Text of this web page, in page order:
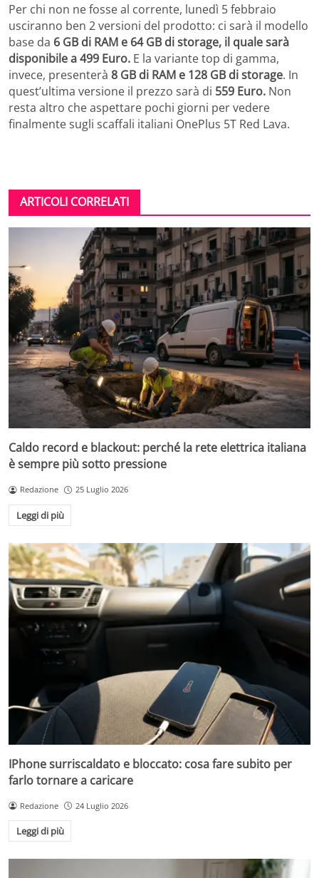
Per chi non ne fosse al corrente, lunedì 5 febbraio
usciranno ben 2 versioni del prodotto: ci sarà il modello
base da 6 GB di RAM e 64 GB di storage, il quale sarà
disponibile a 499 Euro. E la variante top di gamma,
invece, presenterà 8 GB di RAM e 128 GB di storage. In
quest’ultima versione il prezzo sarà di 559 Euro. Non
resta altro che aspettare pochi giorni per vedere
finalmente sugli scaffali italiani OnePlus 5T Red Lava.
ARTICOLI CORRELATI
Caldo record e blackout: perché la rete elettrica italiana
è sempre più sotto pressione
Redazione 25 Luglio 2026
Leggi di più
IPhone surriscaldato e bloccato: cosa fare subito per
farlo tornare a caricare
Redazione 24 Luglio 2026
Leggi di più